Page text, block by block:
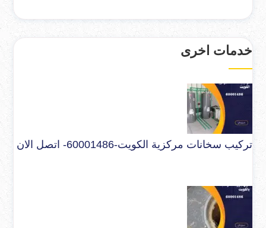
خدمات اخرى
تركيب سخانات مركزية الكويت-60001486- اتصل الان